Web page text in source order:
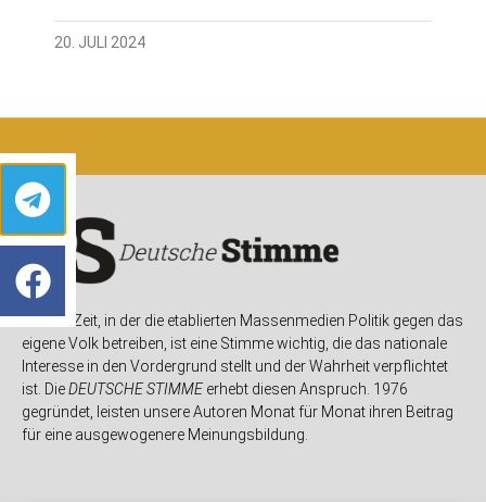
20. JULI 2024
In einer Zeit, in der die etablierten Massenmedien Politik gegen das
eigene Volk betreiben, ist eine Stimme wichtig, die das nationale
Interesse in den Vordergrund stellt und der Wahrheit verpflichtet
ist. DieDEUTSCHE STIMMEerhebt diesen Anspruch. 1976
gegründet, leisten unsere Autoren Monat für Monat ihren Beitrag
für eine ausgewogenere Meinungsbildung.